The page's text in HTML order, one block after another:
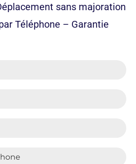
sans majoration
Téléphone – Garantie